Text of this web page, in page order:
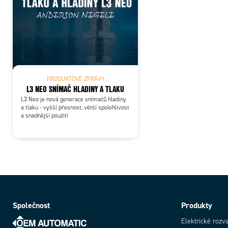
PRODUKTOVÉ ZPRÁVY
L3 NEO SNÍMAČ HLADINY A TLAKU
L3 Neo je nová generace snímačů hladiny
a tlaku - vyšší přesnost, větší spolehlivost
a snadnější použití
Společnost Produkty
Elektrické